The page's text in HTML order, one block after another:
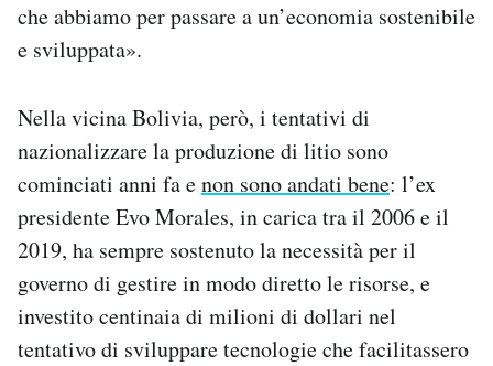
che abbiamo per passare a un’economia sostenibile
e sviluppata».
Nella vicina Bolivia, però, i tentativi di
nazionalizzare la produzione di litio sono
cominciati anni fa enon sono andati bene: l’ex
presidente Evo Morales, in carica tra il 2006 e il
2019, ha sempre sostenuto la necessità per il
governo di gestire in modo diretto le risorse, e
investito centinaia di milioni di dollari nel
tentativo di sviluppare tecnologie che facilitassero